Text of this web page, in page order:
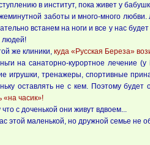
в институт, пока живет у
заботы и много-много
встанем на ноги и все у нас
людей!
же клиники, куда «Русская Береза»
на санаторно-курортное лечение
игрушки, тренажеры, спортивные
оставлять не с кем. Поэтому
«на часик»!
с доченькой они живут вдвоем...
этой маленькой, но дружной семье